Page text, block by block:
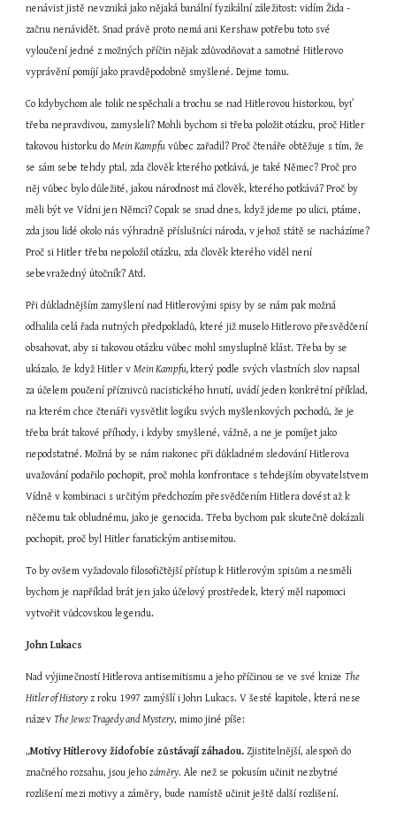
nenávist jistě nevzniká jako nějaká banální fyzikální záležitost: vidím Žida -
začnu nenávidět. Snad právě proto nemá ani Kershaw potřebu toto své
vyloučení jedné z možných příčin nějak zdůvodňovat a samotné Hitlerovo
vyprávění pomíjí jako pravděpodobně smyšlené. Dejme tomu.
Co kdybychom ale tolik nespěchali a trochu se nad Hitlerovou historkou, byť
třeba nepravdivou, zamysleli? Mohli bychom si třeba položit otázku, proč Hitler
takovou historku do Mein Kampfu vůbec zařadil? Proč čtenáře obtěžuje s tím, že
se sám sebe tehdy ptal, zda člověk kterého potkává, je také Němec? Proč pro
něj vůbec bylo důležité, jakou národnost má člověk, kterého potkává? Proč by
měli být ve Vídni jen Němci? Copak se snad dnes, když jdeme po ulici, ptáme,
zda jsou lidé okolo nás výhradně příslušníci národa, v jehož státě se nacházíme?
Proč si Hitler třeba nepoložil otázku, zda člověk kterého viděl není
sebevražedný útočník? Atd.
Při důkladnějším zamyšlení nad Hitlerovými spisy by se nám pak možná
odhalila celá řada nutných předpokladů, které již muselo Hitlerovo přesvědčení
obsahovat, aby si takovou otázku vůbec mohl smysluplně klást. Třeba by se
ukázalo, že když Hitler v Mein Kampfu, který podle svých vlastních slov napsal
za účelem poučení příznivců nacistického hnutí, uvádí jeden konkrétní příklad,
na kterém chce čtenáři vysvětlit logiku svých myšlenkových pochodů, že je
třeba brát takové příhody, i kdyby smyšlené, vážně, a ne je pomíjet jako
nepodstatné. Možná by se nám nakonec při důkladném sledování Hitlerova
uvažování podařilo pochopit, proč mohla konfrontace s tehdejším obyvatelstvem
Vídně v kombinaci s určitým předchozím přesvědčením Hitlera dovést až k
něčemu tak obludnému, jako je genocida. Třeba bychom pak skutečně dokázali
pochopit, proč byl Hitler fanatickým antisemitou.
To by ovšem vyžadovalo filosofičtější přístup k Hitlerovým spisům a nesměli
bychom je například brát jen jako účelový prostředek, který měl napomoci
vytvořit vůdcovskou legendu.
John Lukacs
Nad výjimečností Hitlerova antisemitismu a jeho příčinou se ve své knize The
Hitler of History z roku 1997 zamýšlí i John Lukacs. V šesté kapitole, která nese
název The Jews: Tragedy and Mystery, mimo jiné píše:
„Motivy Hitlerovy židofobie zůstávají záhadou. Zjistitelnější, alespoň do
značného rozsahu, jsou jeho záměry. Ale než se pokusím učinit nezbytné
rozlišení mezi motivy a záměry, bude namístě učinit ještě další rozlišení.